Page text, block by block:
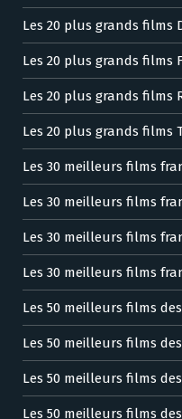
Les 20 plus grands films
Les 20 plus grands films
Les 20 plus grands films
Les 20 plus grands films
Les 30 meilleurs films
Les 30 meilleurs films
Les 30 meilleurs films
Les 30 meilleurs films
Les 50 meilleurs films
Les 50 meilleurs films
Les 50 meilleurs films
Les 50 meilleurs films